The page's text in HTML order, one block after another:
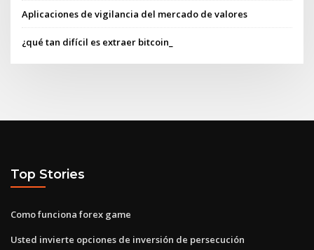
Aplicaciones de vigilancia del mercado de valores
¿qué tan difícil es extraer bitcoin_
Top Stories
Como funciona forex game
Usted invierte opciones de inversión de persecución